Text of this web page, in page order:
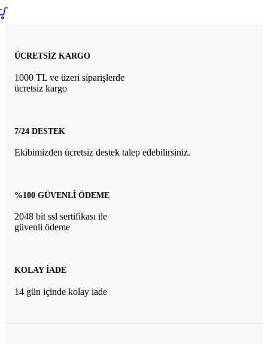
ÜCRETSİZ KARGO
1000 TL ve üzeri siparişlerde
ücretsiz kargo
7/24 DESTEK
Ekibimizden ücretsiz destek talep edebilirsiniz.
%100 GÜVENLİ ÖDEME
2048 bit ssl sertifikası ile
güvenli ödeme
KOLAY İADE
14 gün içinde kolay iade